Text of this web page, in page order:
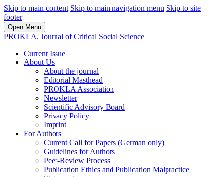
Skip to main content Skip to main navigation menu Skip to site
footer
Open Menu
PROKLA. Journal of Critical Social Science
Current Issue
About Us
About the journal
Editorial Masthead
PROKLA Association
Newsletter
Scientific Advisory Board
Privacy Policy
Imprint
For Authors
Current Call for Papers (German only)
Guidelines for Authors
Peer-Review Process
Publication Ethics and Publication Malpractice